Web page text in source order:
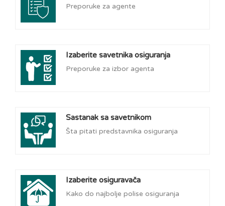
Preporuke za agente
Izaberite savetnika osiguranja
Preporuke za izbor agenta
Sastanak sa savetnikom
Šta pitati predstavnika osiguranja
Izaberite osiguravača
Kako do najbolje polise osiguranja